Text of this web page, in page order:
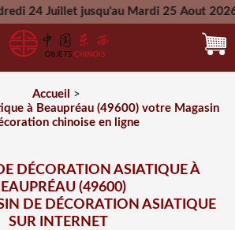
jusqu'au Mardi 25 Aout 2026 -
Mercredi 26 Aout 2026
Accueil
>
à Beaupréau (49600) votre Magasin
chinoise en ligne
DÉCORATION ASIATIQUE À
(49600)
DE DÉCORATION ASIATIQUE
SUR INTERNET